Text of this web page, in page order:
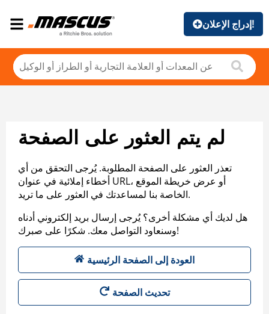
إدراج الإعلان!
لم يتم العثور على الصفحة
تعذر العثور على الصفحة المطلوبة. يُرجى التحقق من أي
أخطاء إملائية في عنوان URL، أو عرض خريطة الموقع
الخاصة بنا لمساعدتك في العثور على ما تريد.
هل لديك أي مشكلة أخرى؟ يُرجى إرسال بريد إلكتروني أدناه
وسنعاود التواصل معك. شكرًا على صبرك!
العودة إلى الصفحة الرئيسية
تحديث الصفحة